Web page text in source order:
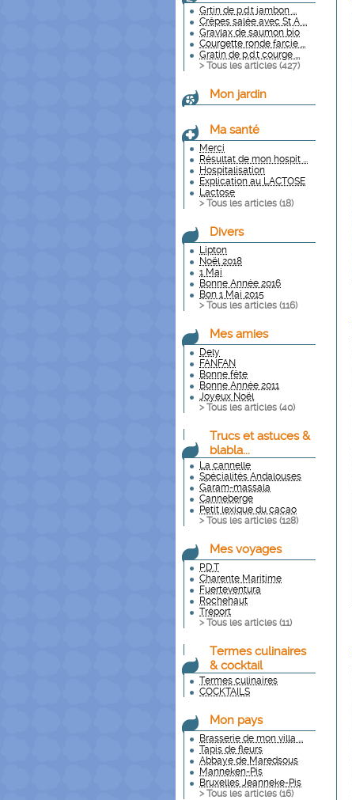
Grtin de p.d.t jambon ...
Crêpes salée avec St A ...
Gravlax de saumon bio
Courgette ronde farcie ...
Gratin de p.d.t courge ...
> Tous les articles (427)
Mon jardin
Ma santé
Merci
Résultat de mon hospit ...
Hospitalisation
Explication au LACTOSE
Lactose
> Tous les articles (18)
Divers
Lipton
Noël 2018
1 Mai
Bonne Année 2016
Bon 1 Mai 2015
> Tous les articles (116)
Mes amies
Dely
FANFAN
Bonne fête
Bonne Année 2011
Joyeux Noël
> Tous les articles (40)
Trucs et astuces &
blabla...
La cannelle
Spécialités Andalouses
Garam-massala
Canneberge
Petit lexique du cacao
> Tous les articles (128)
Mes voyages
P.D.T
Charente Maritime
Fuerteventura
Rochehaut
Tréport
> Tous les articles (11)
Termes culinaires
& cocktail
Termes culinaires
COCKTAILS
Mon pays
Brasserie de mon villa ...
Tapis de fleurs
Abbaye de Maredsous
Manneken-Pis
Bruxelles Jeanneke-Pis
> Tous les articles (16)